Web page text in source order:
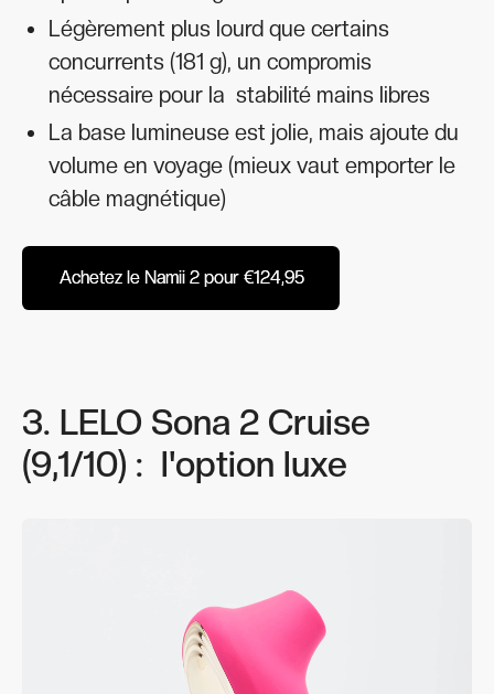
Légèrement plus lourd que certains
concurrents (181 g), un compromis
nécessaire pour la stabilité mains libres
La base lumineuse est jolie, mais ajoute du
volume en voyage (mieux vaut emporter le
câble magnétique)
Achetez le Namii 2 pour €124,95
Achetez le Namii 2 pour €124,95
3. LELO Sona 2 Cruise
(9,1/10) : l'option luxe